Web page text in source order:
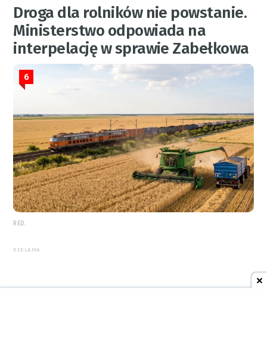
Droga dla rolników nie powstanie.
Ministerstwo odpowiada na
interpelację w sprawie Zabełkowa
6
RED.
REKLAMA